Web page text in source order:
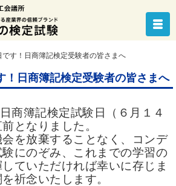
です！日商簿記検定受験者の皆さまへ
！日商簿記検定受験者の皆さまへ
商簿記検定試験日（６月１４
となりました。
を放棄することなく、コンデ
にのぞみ、これまでの学習の
ていただければ幸いに存じま
祈念いたします。